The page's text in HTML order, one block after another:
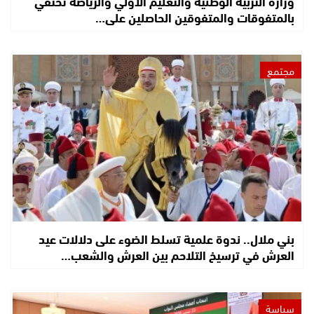
بالمتفوقات والمتفوقين الحاصلين على…
مجتمع
بني ملال.. ندوة علمية تسلط الضوء على دلالات عيد
العرش في ترسيخ التلاحم بين العرش والشعب…
سياسة